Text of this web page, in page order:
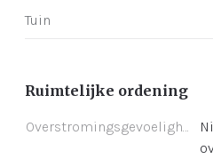
Tuin
Ruimtelijke ordening